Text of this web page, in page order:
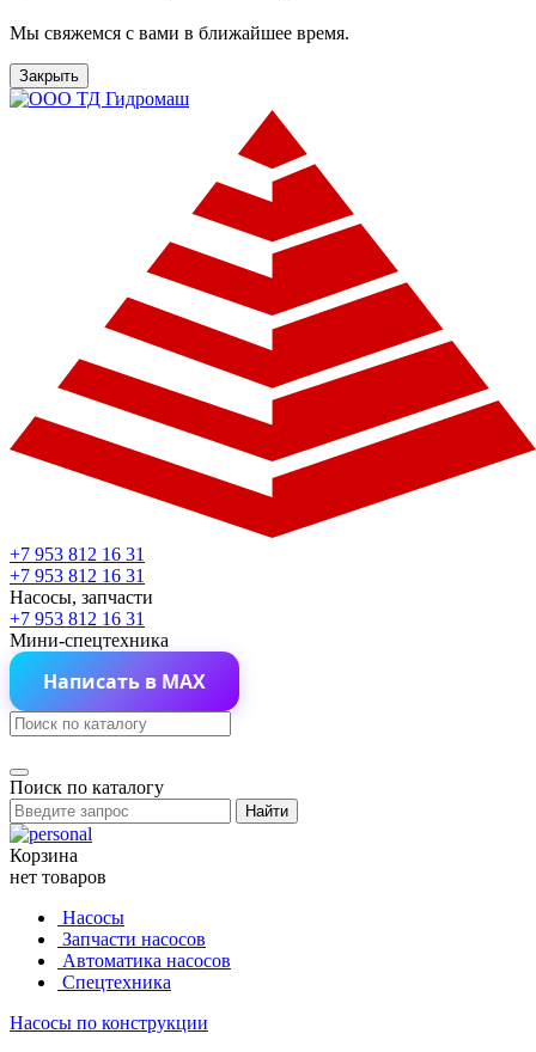
Мы свяжемся с вами в ближайшее время.
Закрыть
+7 953 812 16 31
+7 953 812 16 31
Насосы, запчасти
+7 953 812 16 31
Мини-спецтехника
Написать в MAX
Поиск по каталогу
Найти
Корзина
нет товаров
Насосы
Запчасти насосов
Автоматика насосов
Спецтехника
Насосы по конструкции